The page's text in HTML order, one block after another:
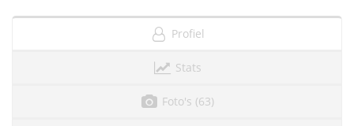
Profiel
Stats
Foto's (63)